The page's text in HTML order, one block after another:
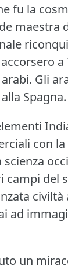
fu la
maestra
Gli
Spagna.
con
scienza
campi del
civiltà
ad
un